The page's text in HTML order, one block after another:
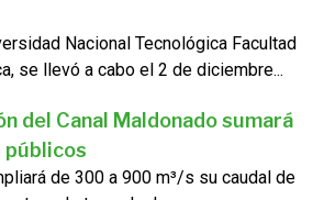
Nacional Tecnológica Facultad
se llevó a cabo el 2 de diciembre...
del Canal Maldonado sumará
públicos
de 300 a 900 m³/s su caudal de